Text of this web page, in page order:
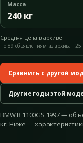
Масса
240 кг
Средняя цена в архиве
По 89 объявлениям из архива ·
Сравнить с другой
Другие годы этой
BMW R 1100GS 1997 —
кг. Ниже —